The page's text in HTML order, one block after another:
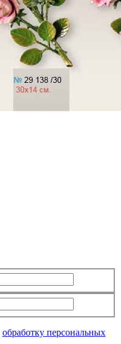
обработку персональных